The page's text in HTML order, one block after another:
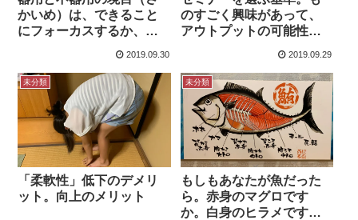
かいめ）は、できること
にフォーカスするか、で
2019.09.30
のすごく興味があって、
アウトプットの可能性が
2019.09.29
未分類
「柔軟性」低下のデメリ
ット。向上のメリット
未分類
もしもあなたが魚だった
ら。赤身のマグロです
か。白身のヒラメです